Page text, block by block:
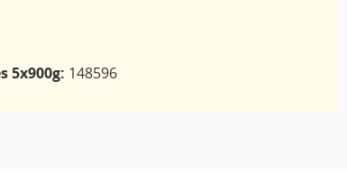
5x900g: 148596